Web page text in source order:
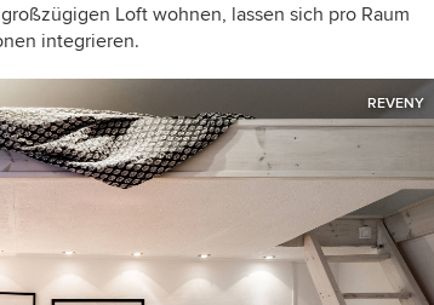
Loft wohnen, lassen sich pro Raum
integrieren.
REVENY